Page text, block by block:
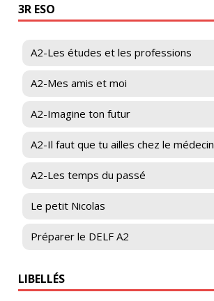
3R ESO
A2-Les études et les professions
A2-Mes amis et moi
A2-Imagine ton futur
A2-Il faut que tu ailles chez le médecin
A2-Les temps du passé
Le petit Nicolas
Préparer le DELF A2
LIBELLÉS